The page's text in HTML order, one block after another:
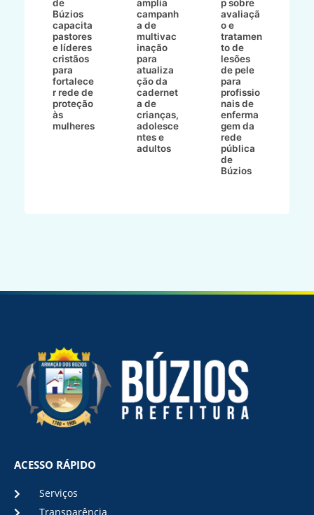
de
Búzios
capacita
pastores
e líderes
cristãos
para
fortalece
r rede de
proteção
às
mulheres
amplia
campanh
a de
multivac
inação
para
atualiza
ção da
cadernet
a de
crianças,
adolesce
ntes e
adultos
p sobre
avaliaçã
o e
tratamen
to de
lesões
de pele
para
profissio
nais de
enferma
gem da
rede
pública
de
Búzios
ACESSO RÁPIDO
Serviços
Transparência